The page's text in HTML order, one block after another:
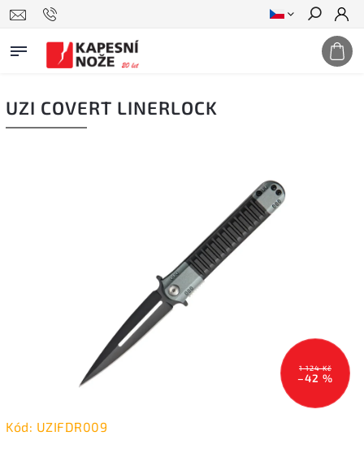
Hledat
UZI COVERT LINERLOCK
1 124 Kč
–42 %
Kód: UZIFDR009